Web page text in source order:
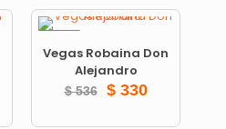
Vegas Robaina Don
Alejandro
$536 $330